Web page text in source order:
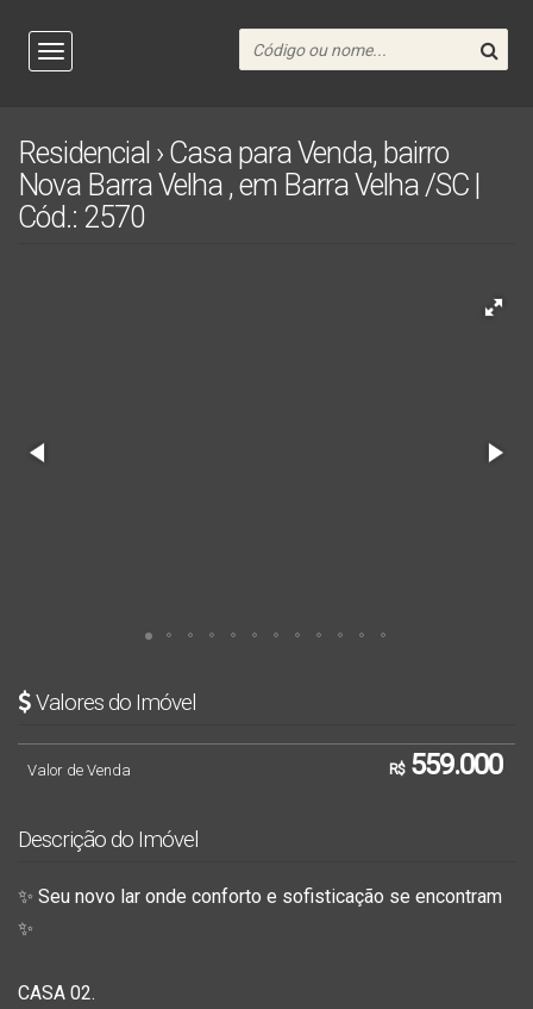
Residencial › Casa para Venda, bairro
Nova Barra Velha , em Barra Velha /SC |
Cód.: 2570
Valores do Imóvel
R$559.000
Valor de Venda
Descrição do Imóvel
✨ Seu novo lar onde conforto e sofisticação se encontram
✨
CASA 02.